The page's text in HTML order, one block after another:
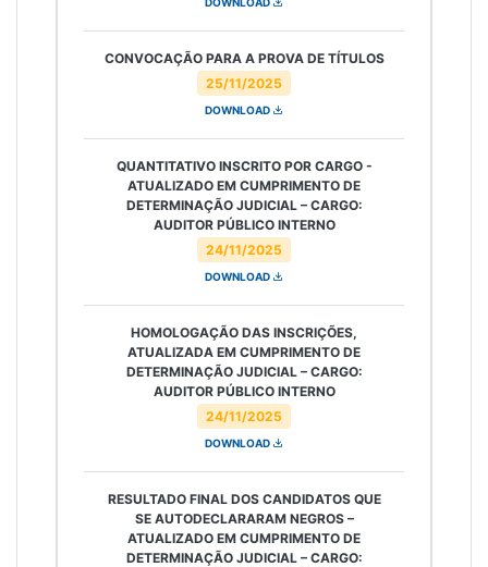
25/11/2025
CONVOCAÇÃO PARA A PROVA DE TÍTULOS
DOWNLOAD
24/11/2025
QUANTITATIVO INSCRITO POR CARGO -
ATUALIZADO EM CUMPRIMENTO DE
DETERMINAÇÃO JUDICIAL – CARGO:
AUDITOR PÚBLICO INTERNO
DOWNLOAD
24/11/2025
HOMOLOGAÇÃO DAS INSCRIÇÕES,
ATUALIZADA EM CUMPRIMENTO DE
DETERMINAÇÃO JUDICIAL – CARGO:
AUDITOR PÚBLICO INTERNO
DOWNLOAD
RESULTADO FINAL DOS CANDIDATOS QUE
SE AUTODECLARARAM NEGROS –
ATUALIZADO EM CUMPRIMENTO DE
DETERMINAÇÃO JUDICIAL – CARGO: